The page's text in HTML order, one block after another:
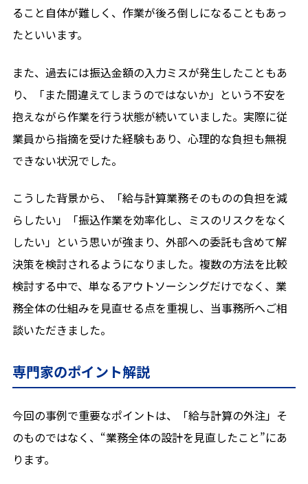
ること自体が難しく、作業が後ろ倒しになることもあっ
たといいます。
また、過去には振込金額の入力ミスが発生したこともあ
り、「また間違えてしまうのではないか」という不安を
抱えながら作業を行う状態が続いていました。実際に従
業員から指摘を受けた経験もあり、心理的な負担も無視
できない状況でした。
こうした背景から、「給与計算業務そのものの負担を減
らしたい」「振込作業を効率化し、ミスのリスクをなく
したい」という思いが強まり、外部への委託も含めて解
決策を検討されるようになりました。複数の方法を比較
検討する中で、単なるアウトソーシングだけでなく、業
務全体の仕組みを見直せる点を重視し、当事務所へご相
談いただきました。
専門家のポイント解説
今回の事例で重要なポイントは、「給与計算の外注」そ
のものではなく、“業務全体の設計を見直したこと”にあ
ります。